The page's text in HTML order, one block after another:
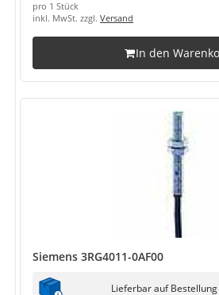
pro 1 Stück
inkl. MwSt. zzgl. Versand
In den
Siemens 3RG4011-0AF00
Lieferbar auf